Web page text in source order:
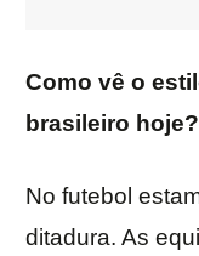
Como vê o
brasileiro hoje?
No futebol
ditadura. As